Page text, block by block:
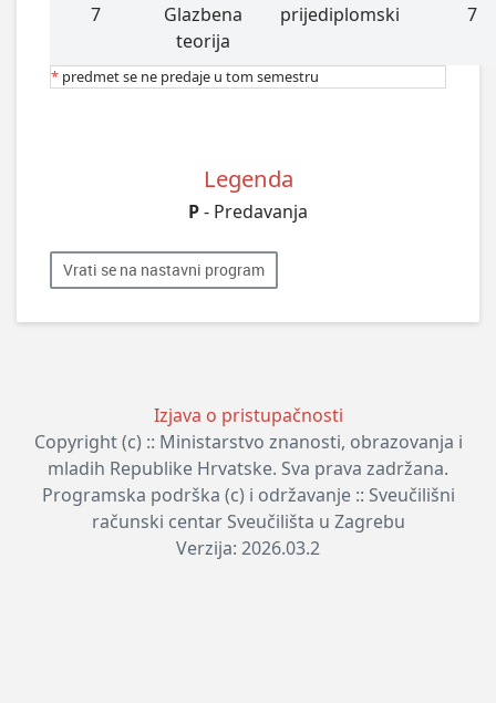
7
Glazbena
teorija
prijediplomski 7
* predmet se ne predaje u tom semestru
Legenda
P- Predavanja
Vrati se na nastavni program
Izjava o pristupačnosti
Copyright (c) :: Ministarstvo znanosti, obrazovanja i
mladih Republike Hrvatske. Sva prava zadržana.
Programska podrška (c) i održavanje :: Sveučilišni
računski centar Sveučilišta u Zagrebu
Verzija: 2026.03.2